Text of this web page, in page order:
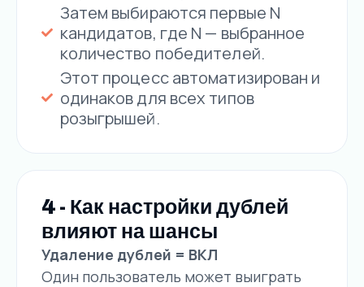
Затем выбираются первые N
кандидатов, где N — выбранное
количество победителей.
Этот процесс автоматизирован и
одинаков для всех типов
розыгрышей.
4 - Как настройки дублей
влияют на шансы
Удаление дублей = ВКЛ
Один пользователь может выиграть